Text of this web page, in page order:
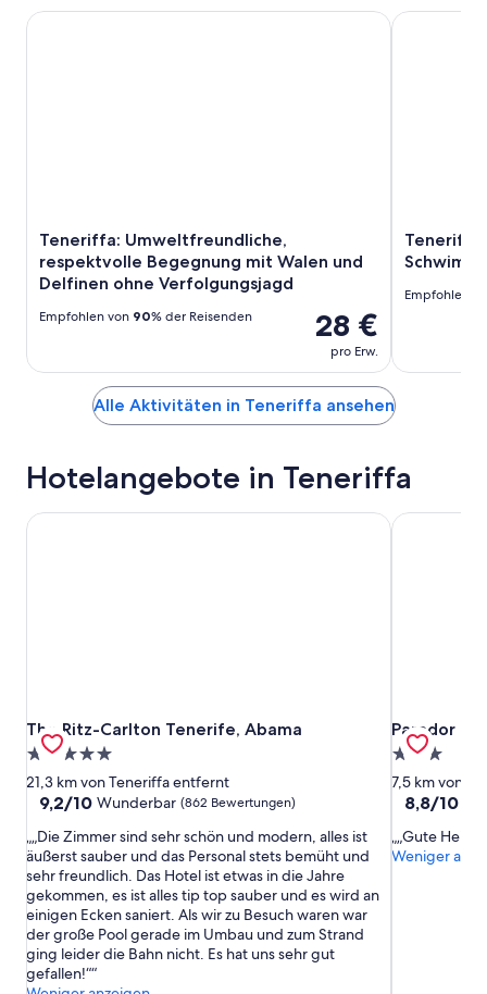
Teneriffa: Umweltfreundliche,
respektvolle Begegnung mit Walen und
Delfinen ohne Verfolgungsjagd
28 €
pro Erw.
Empfohlen von 90% der Reisenden
Teneriffa: Umweltfreundliche, respektvolle Begegnung
Empfohlen
Teneriffa:
Alle Aktivitäten in Teneriffa ansehen
Hotelangebote in Teneriffa
The Ritz-Carlton Tenerife, Abama
The Ritz-Carlton Tenerife, Abama
5.0-
Sterne-
Unterkunft
21,3 km von Teneriffa entfernt
9.2
10,
Wunderbar,
(862
Bewertungen)
9,2/10 Wunderbar (862 Bewertungen)
„Die Zimmer sind sehr schön und modern, alles ist
äußerst sauber und das Personal stets bemüht und
sehr freundlich. Das Hotel ist etwas in die Jahre
gekommen, es ist alles tip top sauber und es wird an
einigen Ecken saniert. Als wir zu Besuch waren war
der große Pool gerade im Umbau und zum Strand
ging leider die Bahn nicht. Es hat uns sehr gut
gefallen!“
The Ritz-Carlton Tenerife, Abama
Parador de
Parador de
3.0-
Sterne-
Unterkunft
7,5 km von
8.8
10,
8,8/10
„Gute
Weniger
Parador de